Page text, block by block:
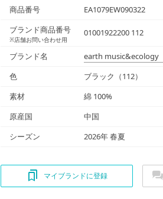
商品番号
EA1079EW090322
ブランド商品番号
※店舗お問い合わせ用
01001922200 112
ブランド名 earth music&ecology
色
ブラック（112）
素材
綿 100%
原産国
中国
シーズン
2026年 春夏
マイブランドに登録